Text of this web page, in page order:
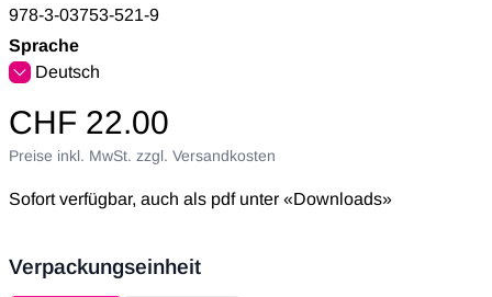
978-3-03753-521-9
Sprache
Deutsch
CHF 22.00
Preise inkl. MwSt. zzgl. Versandkosten
Sofort verfügbar, auch als pdf unter «Downloads»
Verpackungseinheit